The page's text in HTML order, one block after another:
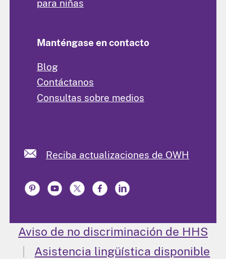
para niñas
Manténgase en contacto
Blog
Contáctanos
Consultas sobre medios
Reciba actualizaciones de OWH
Aviso de no discriminación de HHS
Asistencia lingüística disponible